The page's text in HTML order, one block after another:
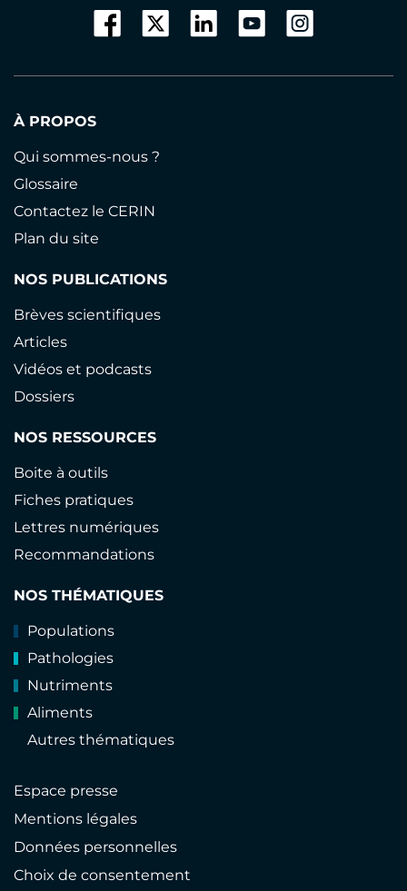
À PROPOS
Qui sommes-nous ?
Glossaire
Contactez le CERIN
Plan du site
NOS PUBLICATIONS
Brèves scientifiques
Articles
Vidéos et podcasts
Dossiers
NOS RESSOURCES
Boite à outils
Fiches pratiques
Lettres numériques
Recommandations
NOS THÉMATIQUES
Populations
Pathologies
Nutriments
Aliments
Autres thématiques
Espace presse
Mentions légales
Données personnelles
Choix de consentement